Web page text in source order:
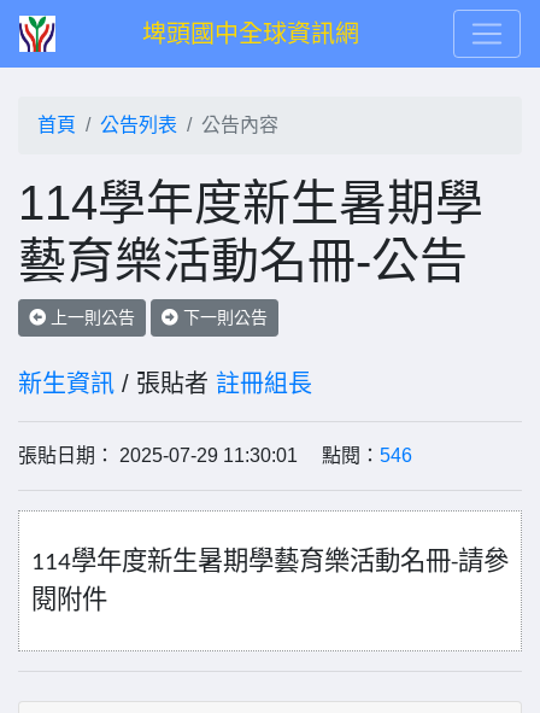
埤頭國中全球資訊網
首頁 公告列表 公告內容
114學年度新生暑期學
藝育樂活動名冊-公告
上一則公告 下一則公告
新生資訊 / 張貼者 註冊組長
張貼日期： 2025-07-29 11:30:01 點閱： 546
114學年度新生暑期學藝育樂活動名冊-請參
閱附件